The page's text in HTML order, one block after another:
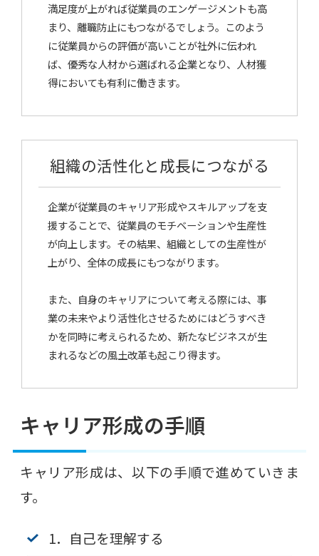
満足度が上がれば従業員のエンゲージメントも高
まり、離職防止にもつながるでしょう。このよう
に従業員からの評価が高いことが社外に伝われ
ば、優秀な人材から選ばれる企業となり、人材獲
得においても有利に働きます。
組織の活性化と成長につながる
企業が従業員のキャリア形成やスキルアップを支
援することで、従業員のモチベーションや生産性
が向上します。その結果、組織としての生産性が
上がり、全体の成長にもつながります。
また、自身のキャリアについて考える際には、事
業の未来やより活性化させるためにはどうすべき
かを同時に考えられるため、新たなビジネスが生
まれるなどの風土改革も起こり得ます。
キャリア形成の手順
キャリア形成は、以下の手順で進めていきま
す。
1．自己を理解する